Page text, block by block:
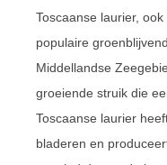
Toscaanse laurier,
populaire
Middellandse
groeiende struik die
Toscaanse laurier
bladeren en